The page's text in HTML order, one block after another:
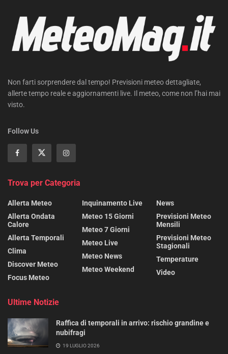
Non farti sorprendere dal tempo! Previsioni meteo dettagliate,
allerte tempo reale e aggiornamenti live. Il meteo, come non l’hai mai
visto.
Follow Us
Trova per Categoria
Allerta Meteo
Allerta Ondata
Calore
Allerta Temporali
Clima
Discover Meteo
Focus Meteo
Inquinamento Live
Meteo 15 Giorni
Meteo 7 Giorni
Meteo Live
Meteo News
Meteo Weekend
News
Previsioni Meteo
Mensili
Previsioni Meteo
Stagionali
Temperature
Video
Ultime Notizie
Raffica di temporali in arrivo: rischio grandine e
nubifragi
19 LUGLIO 2026